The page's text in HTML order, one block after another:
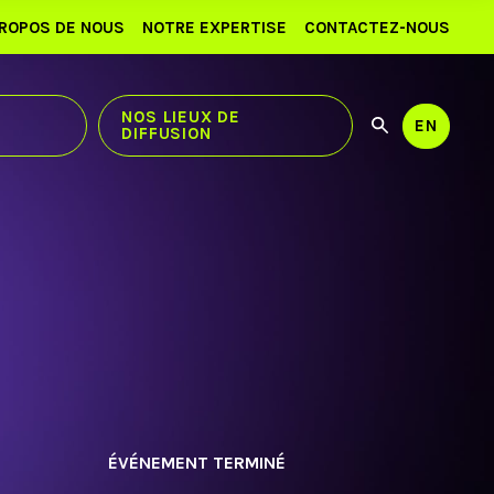
DE NOUS NOTRE EXPERTISE CONTACTEZ-NOUS
NOS LIEUX DE
DIFFUSION
Utilisez
les
EN
ÉVÉNEMENT TERMINÉ